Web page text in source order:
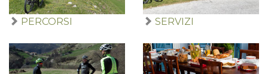
PERCORSI SERVIZI